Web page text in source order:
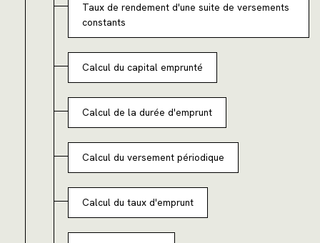
Taux de rendement d'une suite de versements
constants
Calcul du capital emprunté
Calcul de la durée d'emprunt
Calcul du versement périodique
Calcul du taux d'emprunt